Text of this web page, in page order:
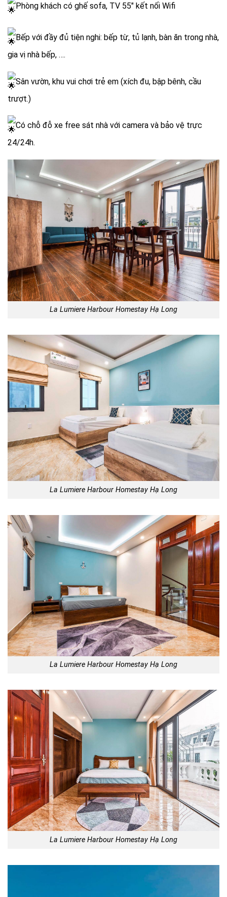
Phòng khách có ghế sofa, TV 55″ kết nối Wifi
Bếp với đầy đủ tiện nghi: bếp từ, tủ lạnh, bàn ăn trong nhà,
gia vị nhà bếp, ….
Sân vườn, khu vui chơi trẻ em (xích đu, bập bênh, cầu
trượt.)
Có chỗ đỗ xe free sát nhà với camera và bảo vệ trực
24/24h.
La Lumiere Harbour Homestay Hạ Long
La Lumiere Harbour Homestay Hạ Long
La Lumiere Harbour Homestay Hạ Long
La Lumiere Harbour Homestay Hạ Long